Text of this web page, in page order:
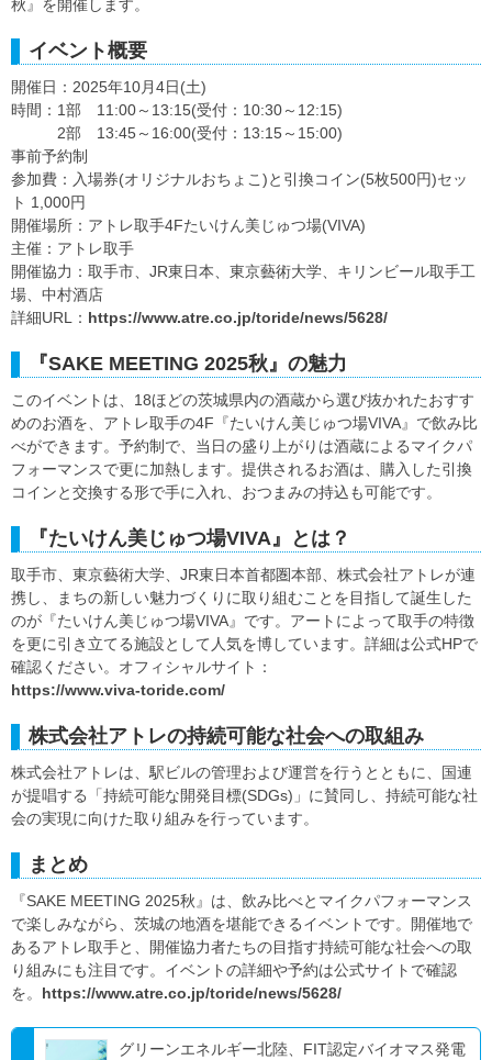
秋』を開催します。
イベント概要
開催日：2025年10月4日(土)
時間：1部 11:00～13:15(受付：10:30～12:15)
2部 13:45～16:00(受付：13:15～15:00)
事前予約制
参加費：入場券(オリジナルおちょこ)と引換コイン(5枚500円)セッ
ト 1,000円
開催場所：アトレ取手4Fたいけん美じゅつ場(VIVA)
主催：アトレ取手
開催協力：取手市、JR東日本、東京藝術大学、キリンビール取手工
場、中村酒店
詳細URL： https://www.atre.co.jp/toride/news/5628/
『SAKE MEETING 2025秋』の魅力
このイベントは、18ほどの茨城県内の酒蔵から選び抜かれたおすす
めのお酒を、アトレ取手の4F『たいけん美じゅつ場VIVA』で飲み比
べができます。予約制で、当日の盛り上がりは酒蔵によるマイクパ
フォーマンスで更に加熱します。提供されるお酒は、購入した引換
コインと交換する形で手に入れ、おつまみの持込も可能です。
『たいけん美じゅつ場VIVA』とは？
取手市、東京藝術大学、JR東日本首都圏本部、株式会社アトレが連
携し、まちの新しい魅力づくりに取り組むことを目指して誕生した
のが『たいけん美じゅつ場VIVA』です。アートによって取手の特徴
を更に引き立てる施設として人気を博しています。詳細は公式HPで
確認ください。オフィシャルサイト：
https://www.viva-toride.com/
株式会社アトレの持続可能な社会への取組み
株式会社アトレは、駅ビルの管理および運営を行うとともに、国連
が提唱する「持続可能な開発目標(SDGs)」に賛同し、持続可能な社
会の実現に向けた取り組みを行っています。
まとめ
『SAKE MEETING 2025秋』は、飲み比べとマイクパフォーマンス
で楽しみながら、茨城の地酒を堪能できるイベントです。開催地で
あるアトレ取手と、開催協力者たちの目指す持続可能な社会への取
り組みにも注目です。イベントの詳細や予約は公式サイトで確認
を。 https://www.atre.co.jp/toride/news/5628/
グリーンエネルギー北陸、FIT認定バイオマス発電